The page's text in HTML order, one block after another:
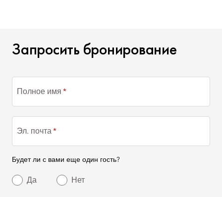
ЗАПРОСИТЬ
Запросить бронирование
Полное имя
Эл. почта
Будет ли с вами еще один гость?
Да Нет